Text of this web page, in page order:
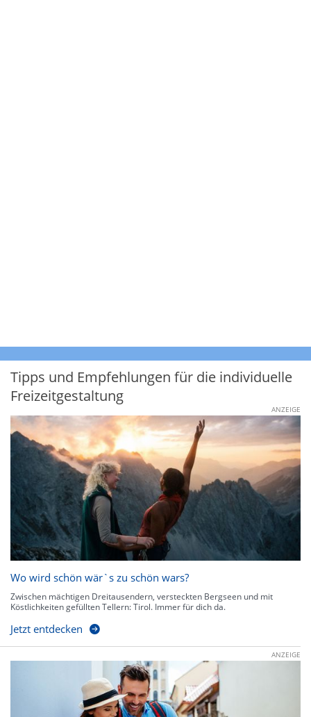
Tipps und Empfehlungen für die individuelle
Freizeitgestaltung
ANZEIGE
Wo wird schön wär`s zu schön wars?
Zwischen mächtigen Dreitausendern, versteckten Bergseen und mit
Köstlichkeiten gefüllten Tellern: Tirol. Immer für dich da.
Jetzt entdecken
ANZEIGE